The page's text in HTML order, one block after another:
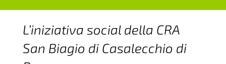
L’iniziativa social della CRA
San Biagio di Casalecchio di